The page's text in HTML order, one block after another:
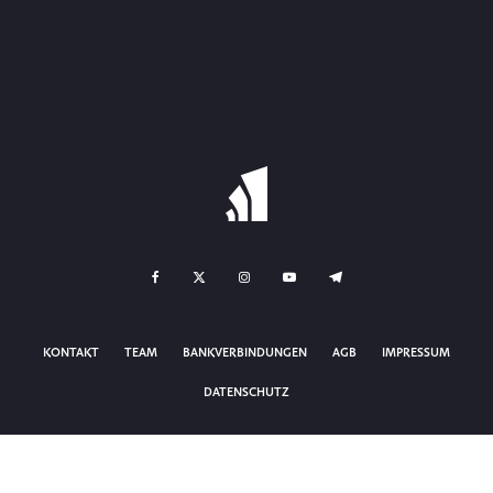
KONTAKT TEAM BANKVERBINDUNGEN AGB IMPRESSUM
DATENSCHUTZ